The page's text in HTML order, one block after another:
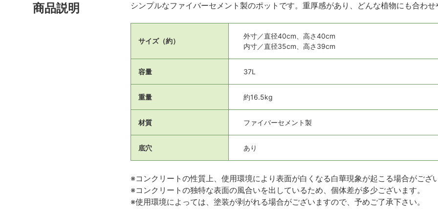
商品説明 シンプルなファイバーセメント製のポットです。重厚感があり、どんな植物にも合わ
サイズ（約）
外寸／直径40cm、高さ40cm
内寸／直径35cm、高さ39cm
容量 37L
重量 約16.5kg
材質 ファイバーセメント製
底穴 あり
※コンクリートの性質上、使用環境により表面が白くなる白華現象が起こる場合がござ
※コンクリートの独特な表面の風合いを出しているため、個体差が多少ございます。
※使用環境によっては、塗装が剥がれる場合がございますので、予めご了承下さい。